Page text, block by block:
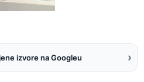
izvore na Googleu ›